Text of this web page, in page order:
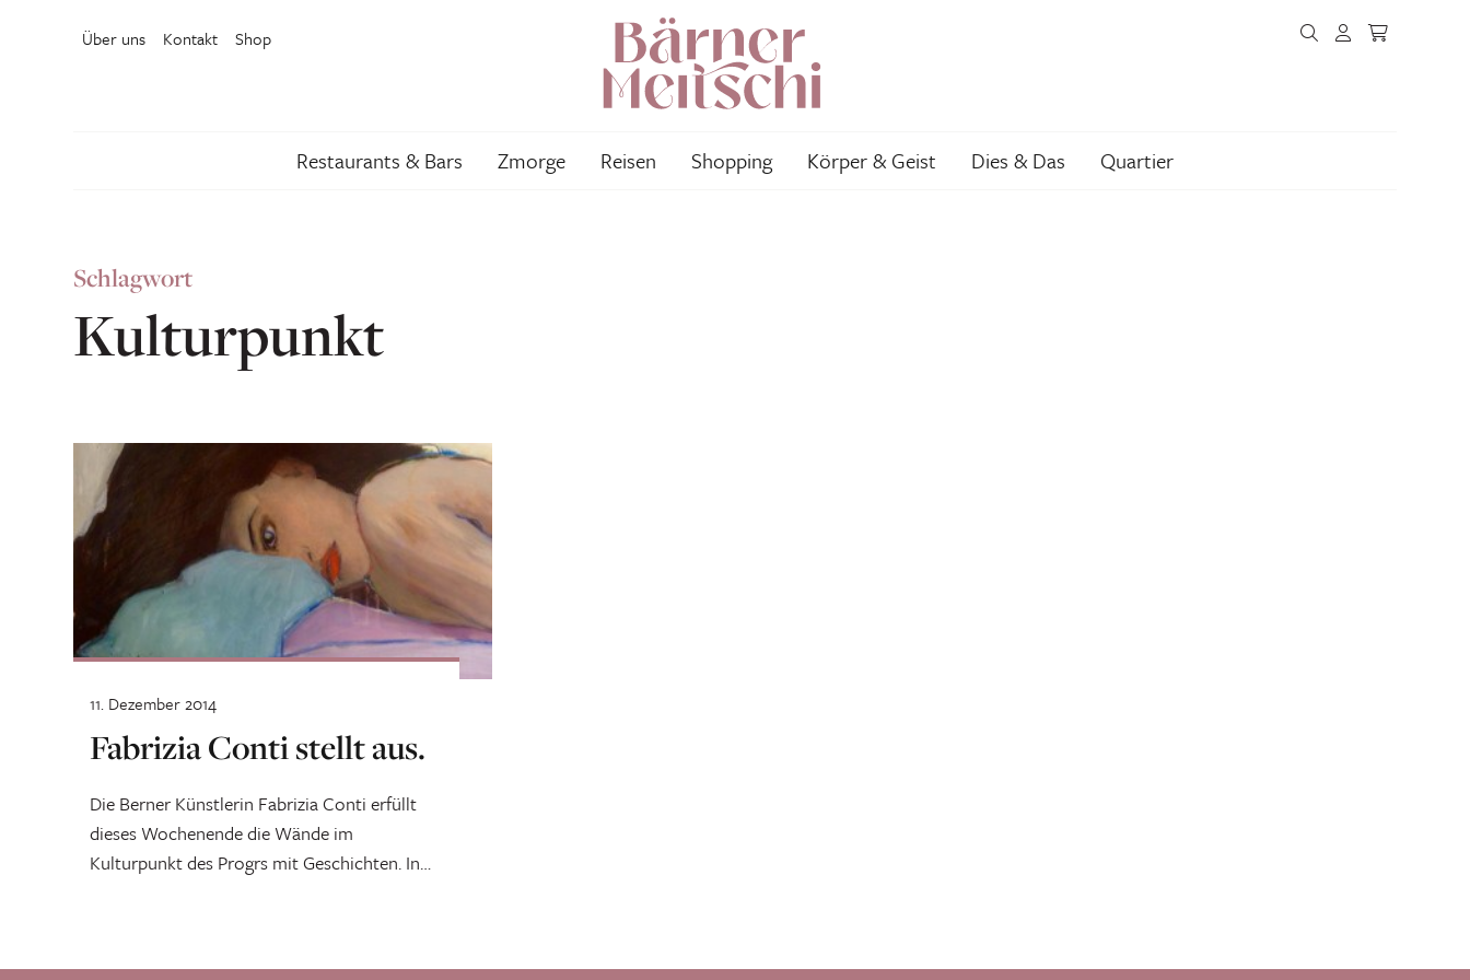
Über uns Kontakt Shop
Restaurants & Bars Zmorge Reisen Shopping Körper & Geist Dies & Das Quartier
Schlagwort
Kulturpunkt
Fabrizia Conti stellt aus.
Die Berner Künstlerin Fabrizia Conti erfüllt
dieses Wochenende die Wände im
Kulturpunkt des Progrs mit Geschichten. In
11. Dezember 2014